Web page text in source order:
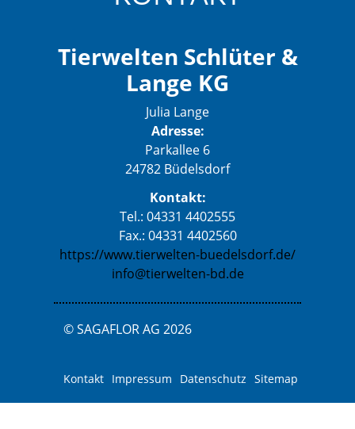
Tierwelten Schlüter &
Lange KG
Julia Lange
Adresse:
Parkallee 6
24782 Büdelsdorf
Kontakt:
Tel.: 04331 4402555
Fax.: 04331 4402560
https://www.tierwelten-buedelsdorf.de/
info@tierwelten-bd.de
© SAGAFLOR AG 2026
Kontakt Impressum Datenschutz Sitemap